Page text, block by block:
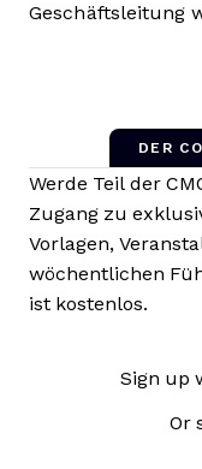
Geschäftsleitung
DER
Werde Teil der
Zugang zu
Vorlagen,
wöchentlichen
ist kostenlos.
Sign up
Or